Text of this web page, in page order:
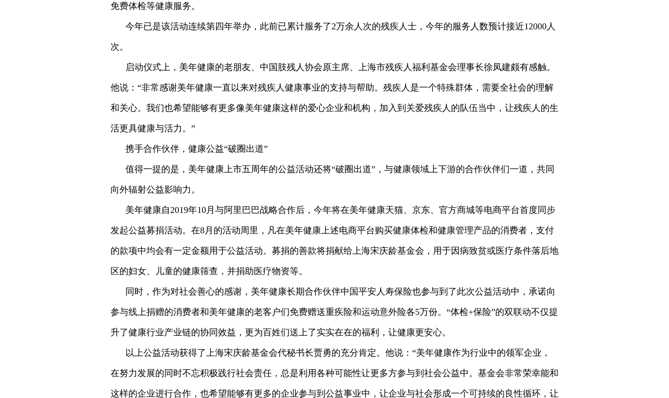
免费体检等健康服务。
今年已是该活动连续第四年举办，此前已累计服务了2万余人次的残疾人士，今年的服务人数预计接近12000人
次。
启动仪式上，美年健康的老朋友、中国肢残人协会原主席、上海市残疾人福利基金会理事长徐凤建颇有感触。
他说：“非常感谢美年健康一直以来对残疾人健康事业的支持与帮助。残疾人是一个特殊群体，需要全社会的理解
和关心。我们也希望能够有更多像美年健康这样的爱心企业和机构，加入到关爱残疾人的队伍当中，让残疾人的生
活更具健康与活力。”
携手合作伙伴，健康公益“破圈出道”
值得一提的是，美年健康上市五周年的公益活动还将“破圈出道”，与健康领域上下游的合作伙伴们一道，共同
向外辐射公益影响力。
美年健康自2019年10月与阿里巴巴战略合作后，今年将在美年健康天猫、京东、官方商城等电商平台首度同步
发起公益募捐活动。在8月的活动周里，凡在美年健康上述电商平台购买健康体检和健康管理产品的消费者，支付
的款项中均会有一定金额用于公益活动。募捐的善款将捐献给上海宋庆龄基金会，用于因病致贫或医疗条件落后地
区的妇女、儿童的健康筛查，并捐助医疗物资等。
同时，作为对社会善心的感谢，美年健康长期合作伙伴中国平安人寿保险也参与到了此次公益活动中，承诺向
参与线上捐赠的消费者和美年健康的老客户们免费赠送重疾险和运动意外险各5万份。“体检+保险”的双联动不仅提
升了健康行业产业链的协同效益，更为百姓们送上了实实在在的福利，让健康更安心。
以上公益活动获得了上海宋庆龄基金会代秘书长贾勇的充分肯定。他说：“美年健康作为行业中的领军企业，
在努力发展的同时不忘积极践行社会责任，总是利用各种可能性让更多方参与到社会公益中。基金会非常荣幸能和
这样的企业进行合作，也希望能够有更多的企业参与到公益事业中，让企业与社会形成一个可持续的良性循环，让